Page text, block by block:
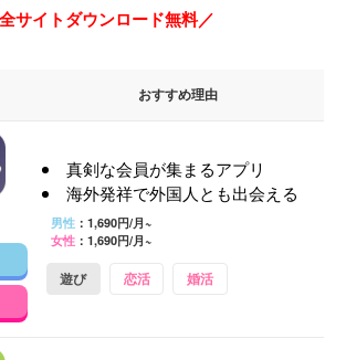
サイトダウンロード無料／
おすすめ理由
真剣な会員が集まるアプリ
海外発祥で外国人とも出会える
男性：1,690円/月~
女性：1,690円/月~
遊び 恋活 婚活